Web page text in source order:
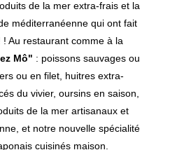
de la mer extra-frais et la
méditerranéenne qui ont fait
! Au restaurant comme à la
Mô" : poissons sauvages ou
ou en filet, huitres extra-
du vivier, oursins en saison,
de la mer artisanaux et
et notre nouvelle spécialité
cuisinés maison.